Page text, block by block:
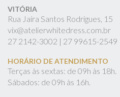
VITÓRIA
Rua Jaíra Santos Rodrigues, 15
vix@atelierwhitedress.com.br
27 2142-3002 | 27 99615-2549
HORÁRIO DE ATENDIMENTO
Terças às sextas: de 09h às 18h.
Sábados: de 09h às 16h.